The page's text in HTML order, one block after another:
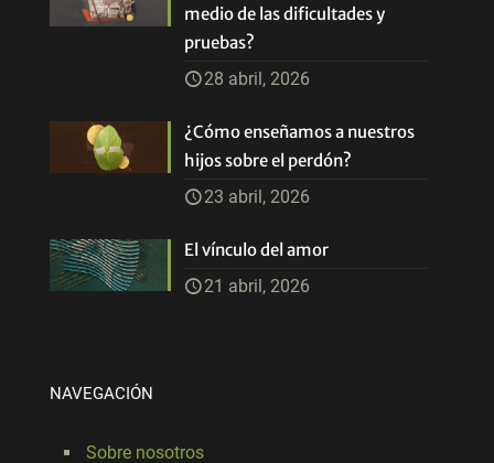
medio de las dificultades y
pruebas?
28 abril, 2026
¿Cómo enseñamos a nuestros
hijos sobre el perdón?
23 abril, 2026
El vínculo del amor
21 abril, 2026
NAVEGACIÓN
Sobre nosotros